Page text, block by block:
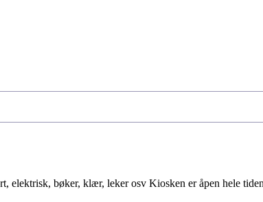
elektrisk, bøker, klær, leker osv Kiosken er åpen hele